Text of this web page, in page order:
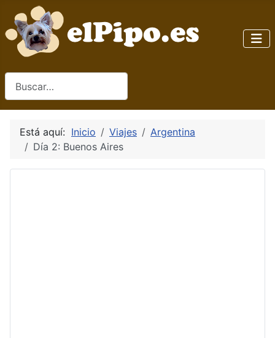
Está aquí: Inicio Viajes
Argentina
Día 2: Buenos Aires